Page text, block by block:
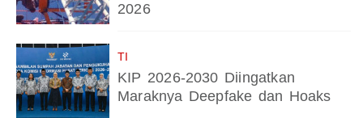
2026
TI
KIP 2026-2030 Diingatkan
Maraknya Deepfake dan Hoaks